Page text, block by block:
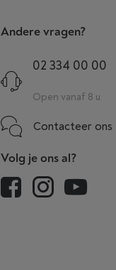
Andere vragen?
02 334 00 00
Open vanaf 8 u.
Contacteer ons
Volg je ons al?